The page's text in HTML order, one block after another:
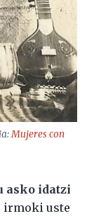
Mujeres con
asko idatzi
irmoki uste